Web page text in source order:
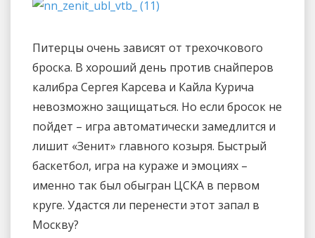
Питерцы очень зависят от трехочкового
броска. В хороший день против снайперов
калибра Сергея Карсева и Кайла Курича
невозможно защищаться. Но если бросок не
пойдет – игра автоматически замедлится и
лишит «Зенит» главного козыря. Быстрый
баскетбол, игра на кураже и эмоциях –
именно так был обыгран ЦСКА в первом
круге. Удастся ли перенести этот запал в
Москву?